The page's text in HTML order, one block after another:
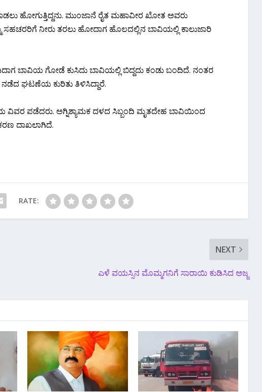
ಹೋಗುತ್ತಿದ್ದನು. ಮುಂಜಾನೆ ರೈತ ಮಹಾವೀರ ಖೋತ ಅವರು
ಸಹಚರರಿಗೆ ನೀರು ತರಲು ಹೋದಾಗ ಹೊಲದಲ್ಲಿನ ಬಾವಿಯಲ್ಲಿ ಕಾಲುಜಾರಿ
ಬಾವಿಯ ಗೋಡೆ ಕುಸಿದು ಬಾವಿಯಲ್ಲಿ ಬಿದ್ದದು ಕಂಡು ಬಂದಿದೆ. ನಂತರ
ನಡೆದ ಘಟಣೆಯ ಕುರಿತು ತಿಳಿಸಿದ್ದಾರೆ.
ಪಡೆದರು. ಅಗ್ನಿಶ್ಯಾಮಕ ದಳದ ಸಿಬ್ಬಂದಿ ಮೃತದೇಹ ಬಾವಿಯಿಂದ
ದಾಖಲಾಗಿದೆ.
RATE:
NEXT
ಎಳೆ ವಯಸ್ಸಿನ ಮೊಮ್ಮಗನಿಗೆ ಸಾರಾಯಿ ಕುಡಿಸಿದ ಅಜ್ಜ